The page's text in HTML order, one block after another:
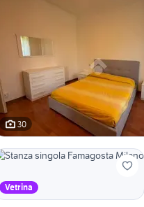
30
Vetrina